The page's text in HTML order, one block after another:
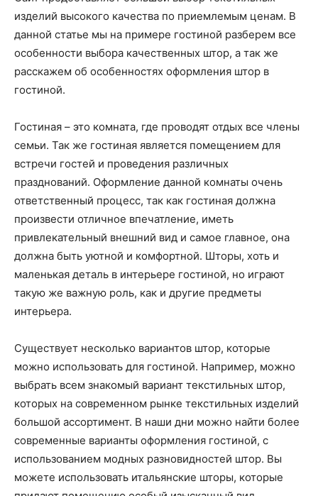
изделий высокого качества по приемлемым ценам. В
данной статье мы на примере гостиной разберем все
особенности выбора качественных штор, а так же
расскажем об особенностях оформления штор в
гостиной.
Гостиная – это комната, где проводят отдых все члены
семьи. Так же гостиная является помещением для
встречи гостей и проведения различных
празднований. Оформление данной комнаты очень
ответственный процесс, так как гостиная должна
произвести отличное впечатление, иметь
привлекательный внешний вид и самое главное, она
должна быть уютной и комфортной. Шторы, хоть и
маленькая деталь в интерьере гостиной, но играют
такую же важную роль, как и другие предметы
интерьера.
Существует несколько вариантов штор, которые
можно использовать для гостиной. Например, можно
выбрать всем знакомый вариант текстильных штор,
которых на современном рынке текстильных изделий
большой ассортимент. В наши дни можно найти более
современные варианты оформления гостиной, с
использованием модных разновидностей штор. Вы
можете использовать итальянские шторы, которые